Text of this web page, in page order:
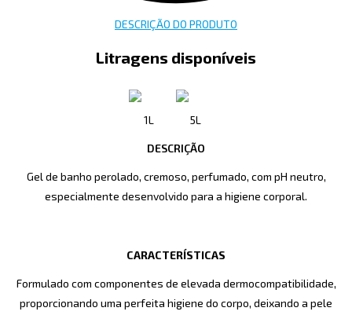
DESCRIÇÃO DO PRODUTO
Litragens disponíveis
1L 5L
DESCRIÇÃO
Gel de banho perolado, cremoso, perfumado, com pH neutro,
especialmente desenvolvido para a higiene corporal.
CARACTERÍSTICAS
Formulado com componentes de elevada dermocompatibilidade,
proporcionando uma perfeita higiene do corpo, deixando a pele